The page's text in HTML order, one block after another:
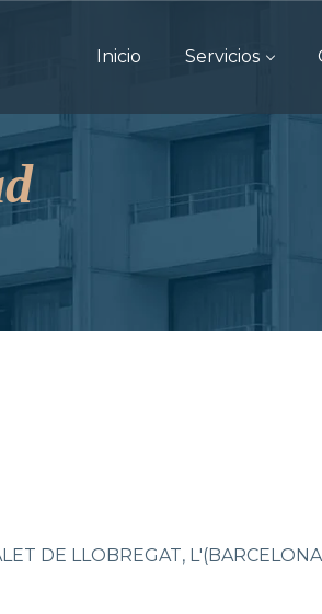
Inicio Servicios
DE LLOBREGAT,